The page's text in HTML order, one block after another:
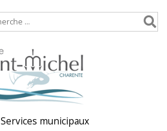
Services municipaux